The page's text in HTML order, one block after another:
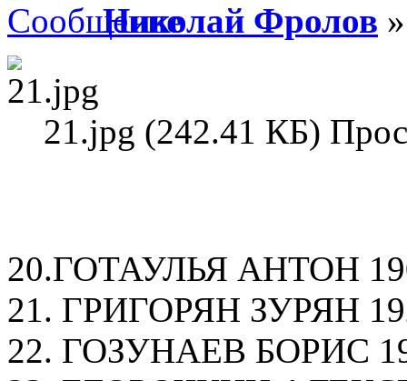
Николай Фролов
21.jpg (242.41 КБ)
20.ГОТАУЛЬЯ АНТОН
21. ГРИГОРЯН ЗУРЯН
22. ГОЗУНАЕВ БОРИС